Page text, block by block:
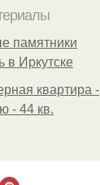
памятники
в Иркутске
квартира -
- 44 кв.